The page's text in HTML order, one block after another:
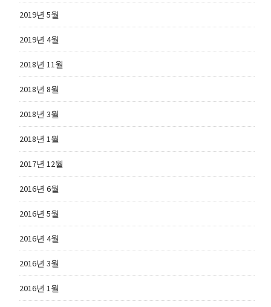
2019년 5월
2019년 4월
2018년 11월
2018년 8월
2018년 3월
2018년 1월
2017년 12월
2016년 6월
2016년 5월
2016년 4월
2016년 3월
2016년 1월